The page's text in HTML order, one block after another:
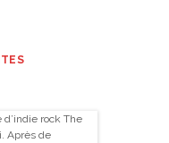
rock The
Après de